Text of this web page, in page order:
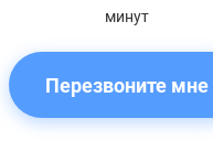
минут
Перезвоните мне